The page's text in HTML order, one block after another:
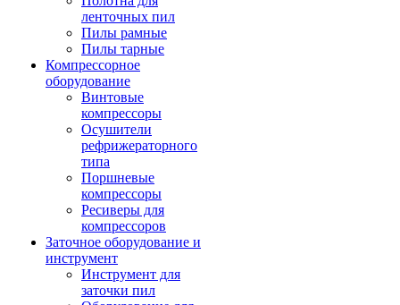
ленточных пил
Пилы рамные
Пилы тарные
Компрессорное
оборудование
Винтовые
компрессоры
Осушители
рефрижераторного
типа
Поршневые
компрессоры
Ресиверы для
компрессоров
Заточное оборудование и
инструмент
Инструмент для
заточки пил